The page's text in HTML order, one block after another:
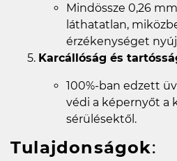
Mindössze 0,26
láthatatlan,
érzékenységet
Karcállóság és
100%-ban edzett
védi a képernyőt a
sérülésektől.
Tulajdonságok: